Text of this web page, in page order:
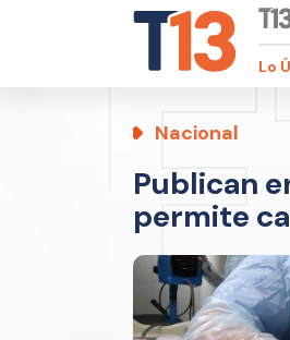
Lo
Nacional
Publican
permite